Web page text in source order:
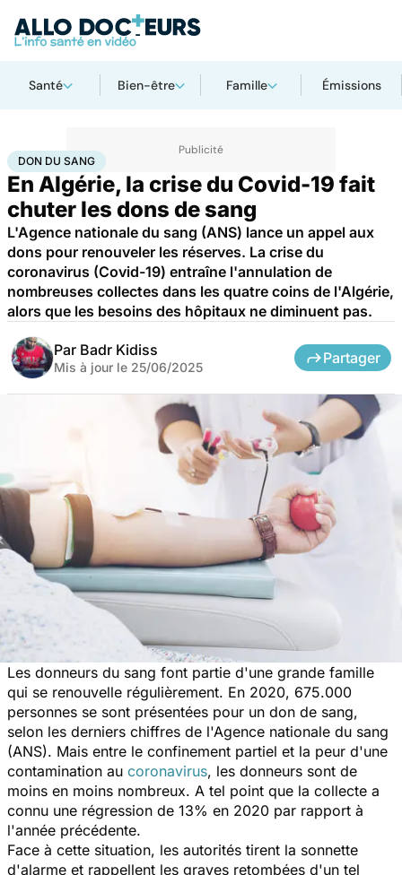
Santé Bien-être Famille Émissions
AccueilSantéSociété Santé publiqueDon du sang
DON DU SANG
En Algérie, la crise du Covid-19 fait
chuter les dons de sang
L'Agence nationale du sang (ANS) lance un appel aux
dons pour renouveler les réserves. La crise du
coronavirus (Covid-19) entraîne l'annulation de
nombreuses collectes dans les quatre coins de l'Algérie,
alors que les besoins des hôpitaux ne diminuent pas.
Par Badr Kidiss
Mis à jour le 25/06/2025
Partager
Les donneurs du sang font partie d'une grande famille
qui se renouvelle régulièrement. En 2020, 675.000
personnes se sont présentées pour un don de sang,
selon les derniers chiffres de l'Agence nationale du sang
(ANS). Mais entre le confinement partiel et la peur d'une
contamination au coronavirus, les donneurs sont de
moins en moins nombreux. A tel point que la collecte a
connu une régression de 13% en 2020 par rapport à
l'année précédente.
Face à cette situation, les autorités tirent la sonnette
d'alarme et rappellent les graves retombées d'un tel